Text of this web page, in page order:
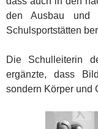
den Ausbau und
Schulsportstätten
Die Schulleiterin
ergänzte, dass
sondern Körper und